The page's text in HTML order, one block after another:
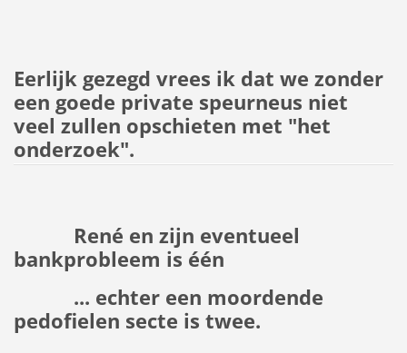
Eerlijk gezegd vrees ik dat we zonder
een goede private speurneus niet
veel zullen opschieten met "het
onderzoek".
René en zijn eventueel
bankprobleem is één
... echter een moordende
pedofielen secte is twee.